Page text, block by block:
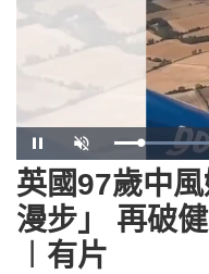
Pause Unmute
英國97歲中
漫步」 再破
︱有片